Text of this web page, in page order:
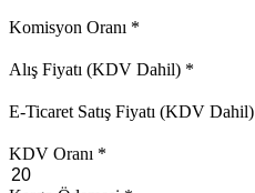
Komisyon Oranı *
Alış Fiyatı (KDV Dahil) *
E-Ticaret Satış Fiyatı (KDV Dahil)
KDV Oranı *